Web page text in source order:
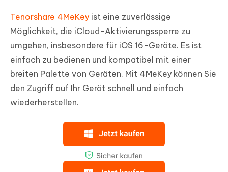
Tenorshare 4MeKey ist eine zuverlässige
Möglichkeit, die iCloud-Aktivierungssperre zu
umgehen, insbesondere für iOS 16-Geräte. Es ist
einfach zu bedienen und kompatibel mit einer
breiten Palette von Geräten. Mit 4MeKey können Sie
den Zugriff auf Ihr Gerät schnell und einfach
wiederherstellen.